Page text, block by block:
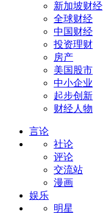
新加坡财经
全球财经
中国财经
投资理财
房产
美国股市
中小企业
起步创新
财经人物
言论
社论
评论
交流站
漫画
娱乐
明星